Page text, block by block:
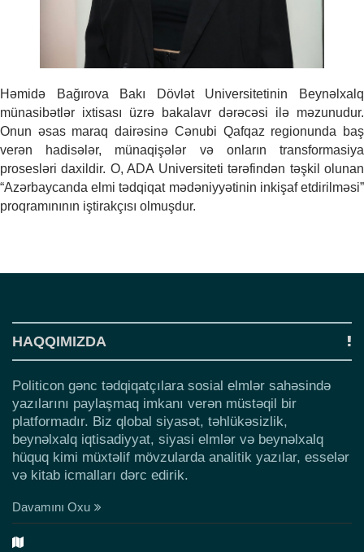
Həmidə Bağırova Bakı Dövlət Universitetinin Beynəlxalq
münasibətlər ixtisası üzrə bakalavr dərəcəsi ilə məzunudur.
Onun əsas maraq dairəsinə Cənubi Qafqaz regionunda baş
verən hadisələr, münaqişələr və onların transformasiya
prosesləri daxildir. O, ADA Universiteti tərəfindən təşkil olunan
“Azərbaycanda elmi tədqiqat mədəniyyətinin inkişaf etdirilməsi”
proqramınının iştirakçısı olmuşdur.
HAQQIMIZDA
Politicon gənc tədqiqatçılara sosial elmlər sahəsində
yazılarını paylaşmaq imkanı verən müstəqil bir
platformadır. Biz qlobal siyasət, təhlükəsizlik,
beynəlxalq iqtisadiyyat, siyasi elmlər və beynəlxalq
hüquq kimi müxtəlif mövzularda analitik yazılar, esselər
və kitab icmalları dərc edirik.
Davamını Oxu